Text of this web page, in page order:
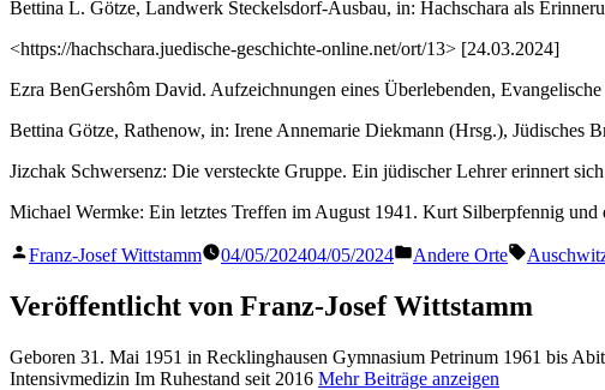
Bettina L. Götze, Landwerk Steckelsdorf-Ausbau, in: Hachschara als
<https://hachschara.juedische-geschichte-online.net/ort/13> [24.03.2024]
Ezra BenGershôm David. Aufzeichnungen eines Überlebenden,
Bettina Götze, Rathenow, in: Irene Annemarie Diekmann (Hrsg.), Jüdisches
Jizchak Schwersenz: Die versteckte Gruppe. Ein jüdischer Lehrer erinnert
Michael Wermke: Ein letztes Treffen im August 1941. Kurt Silberpfennig
Veröffentlicht
Franz-Josef Wittstamm 04/05/202404/05/2024
Veröffentlicht
Andere Orte
Veröffentlicht von Franz-Josef Wittstamm
Geboren 31. Mai 1951 in Recklinghausen Gymnasium Petrinum 1961 bis
Intensivmedizin Im Ruhestand seit 2016 Mehr Beiträge anzeigen